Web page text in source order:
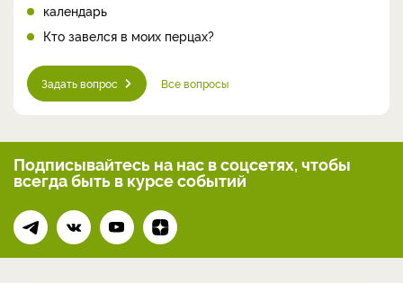
календарь
Кто завелся в моих перцах?
Задать вопрос Все вопросы
Подписывайтесь на нас в соцсетях, чтобы
всегдабыть в курсе событий